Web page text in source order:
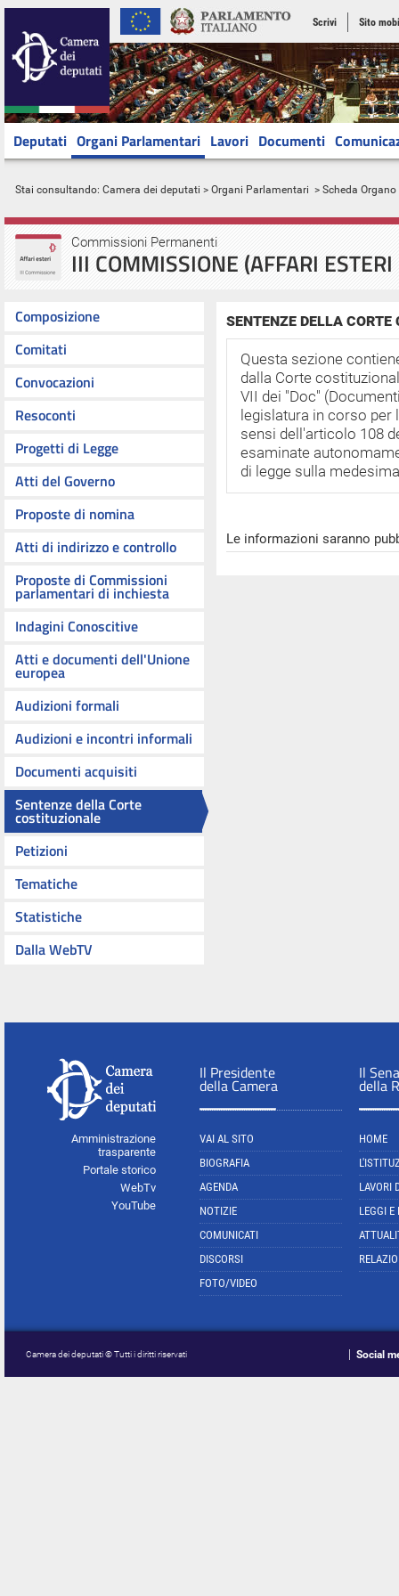
Scrivi Sito
Deputati Organi Parlamentari Lavori Documenti
Stai consultando: Camera dei deputati > Organi Parlamentari > Scheda Organo
Commissioni Permanenti
III COMMISSIONE (AFFARI
Composizione
Comitati
Convocazioni
Resoconti
Progetti di Legge
Atti del Governo
Proposte di nomina
Atti di indirizzo e controllo
Proposte di Commissioni
parlamentari di inchiesta
Indagini Conoscitive
Atti e documenti dell'Unione
europea
Audizioni formali
Audizioni e incontri informali
Documenti acquisiti
Sentenze della Corte
costituzionale
Petizioni
Tematiche
Statistiche
Dalla WebTV
SENTENZE DELLA
Questa sezione
dalla Corte
VII dei "Doc"
legislatura in corso per
sensi dell'articolo 108
esaminate
di legge sulla
Le informazioni saranno
Amministrazione
trasparente
Portale storico
WebTv
YouTube
Il Presidente
della Camera
VAI AL SITO
BIOGRAFIA
AGENDA
NOTIZIE
COMUNICATI
DISCORSI
FOTO/VIDEO
Il
della
HOME
LAVORI
LEGGI E
Camera dei deputati © Tutti i diritti riservati Social